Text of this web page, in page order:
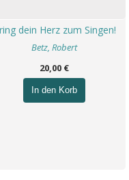
dein Herz zum Singen!
Betz, Robert
20,00 €
In den Korb